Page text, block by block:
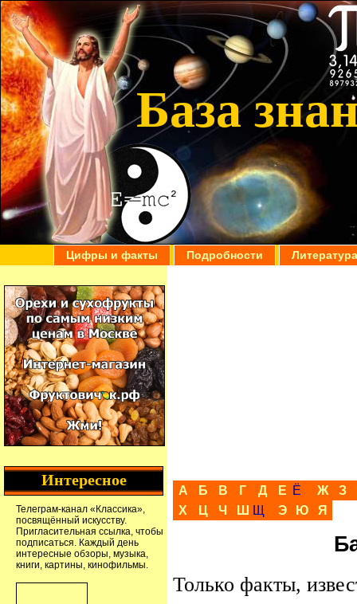
База
Цифры и факты Подробности Литература
А Б В Г Д Е Ё Ж
З
Х
Ц Ч Ш Щ Э Ю Я
Только факты,
Интересное
Телеграм-канал «Классика»,
посвящённый искусству.
Пригласительная ссылка, чтобы
подписаться. Каждый день
интересные обзоры, музыка,
книги, картины, кинофильмы.